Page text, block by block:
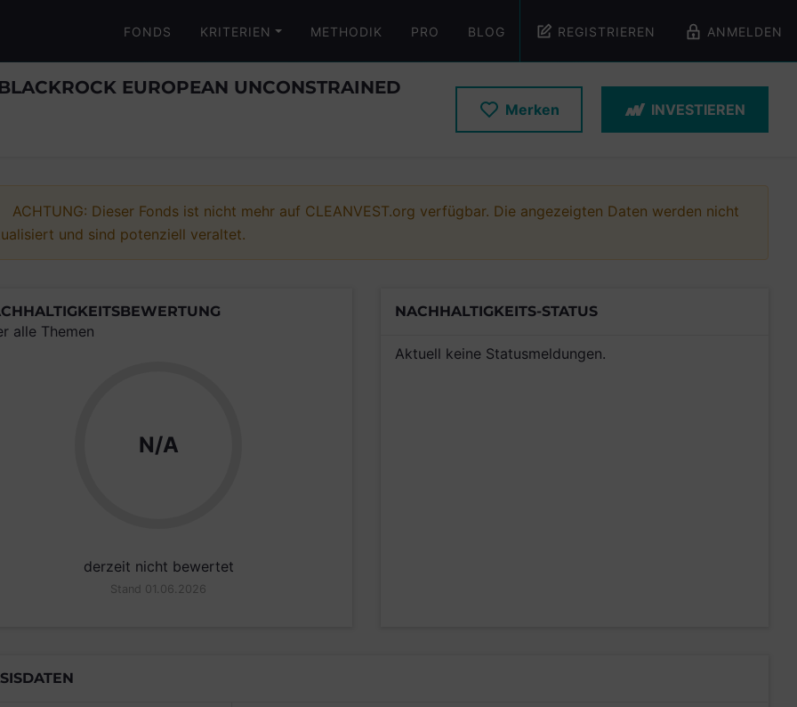
FONDS KRITERIEN METHODIK PRO BLOG REGISTRIEREN ANMELDEN
EUROPEAN UNCONSTRAINED
Merken INVESTIEREN
ACHTUNG: Dieser Fonds ist nicht mehr auf CLEANVEST.org verfügbar. Die angezeigten Daten werden nicht
und sind potenziell veraltet.
alle Themen
N/A
derzeit nicht bewertet
Stand 01.06.2026
NACHHALTIGKEITS-STATUS
Aktuell keine Statusmeldungen.